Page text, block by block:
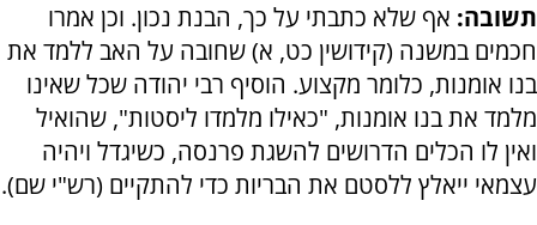
תשובה: אף שלא כתבתי על כך, הבנת נכון. וכן אמרו
חכמים במשנה (קידושין כט, א) שחובה על האב ללמד את
בנו אומנות, כלומר מקצוע. הוסיף רבי יהודה שכל שאינו
מלמד את בנו אומנות, "כאילו מלמדו ליסטות", שהואיל
ואין לו הכלים הדרושים להשגת פרנסה, כשיגדל ויהיה
עצמאי ייאלץ ללסטם את הבריות כדי להתקיים (רש"י שם).